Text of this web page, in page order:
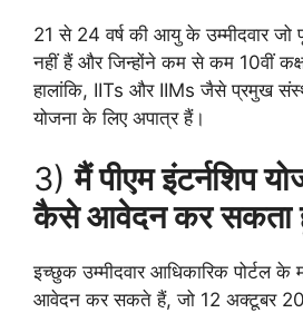
21 से 24 वर्ष की आयु के उम्मीदवार जो
नहीं हैं और जिन्होंने कम से कम 10वीं
हालांकि, IITs और IIMs जैसे प्रमुख
योजना के लिए अपात्र हैं।
3)मैं पीएम इंटर्नशिप
कैसे आवेदन कर सकता
इच्छुक उम्मीदवार आधिकारिक पोर्टल
आवेदन कर सकते हैं, जो 12 अक्टूबर